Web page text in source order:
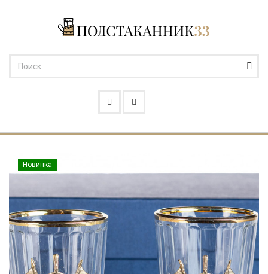
Новинка